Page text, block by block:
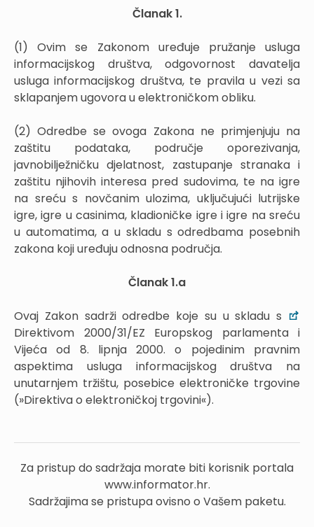
Članak 1.
(1) Ovim se Zakonom uređuje pružanje usluga
informacijskog društva, odgovornost davatelja
usluga informacijskog društva, te pravila u vezi sa
sklapanjem ugovora u elektroničkom obliku.
(2) Odredbe se ovoga Zakona ne primjenjuju na
zaštitu podataka, područje oporezivanja,
javnobilježničku djelatnost, zastupanje stranaka i
zaštitu njihovih interesa pred sudovima, te na igre
na sreću s novčanim ulozima, uključujući lutrijske
igre, igre u casinima, kladioničke igre i igre na sreću
u automatima, a u skladu s odredbama posebnih
zakona koji uređuju odnosna područja.
Članak 1.a
Ovaj Zakon sadrži odredbe koje su u skladu s
Direktivom 2000/31/EZ Europskog parlamenta i
Vijeća od 8. lipnja 2000. o pojedinim pravnim
aspektima usluga informacijskog društva na
unutarnjem tržištu, posebice elektroničke trgovine
(»Direktiva o elektroničkoj trgovini«).
Za pristup do sadržaja morate biti korisnik portala
www.informator.hr.
Sadržajima se pristupa ovisno o Vašem paketu.